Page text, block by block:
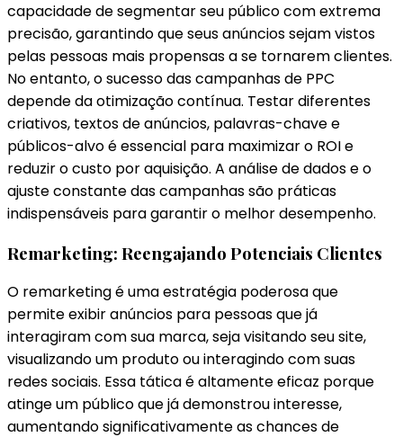
capacidade de segmentar seu público com extrema
precisão, garantindo que seus anúncios sejam vistos
pelas pessoas mais propensas a se tornarem clientes.
No entanto, o sucesso das campanhas de PPC
depende da otimização contínua. Testar diferentes
criativos, textos de anúncios, palavras-chave e
públicos-alvo é essencial para maximizar o ROI e
reduzir o custo por aquisição. A análise de dados e o
ajuste constante das campanhas são práticas
indispensáveis para garantir o melhor desempenho.
Remarketing: Reengajando Potenciais Clientes
O remarketing é uma estratégia poderosa que
permite exibir anúncios para pessoas que já
interagiram com sua marca, seja visitando seu site,
visualizando um produto ou interagindo com suas
redes sociais. Essa tática é altamente eficaz porque
atinge um público que já demonstrou interesse,
aumentando significativamente as chances de